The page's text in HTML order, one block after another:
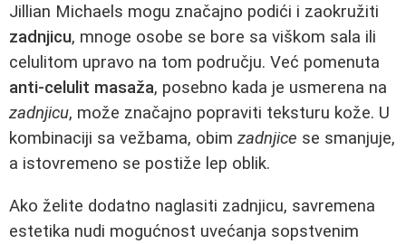
Jillian Michaels mogu značajno podići i zaokružiti
zadnjicu, mnoge osobe se bore sa viškom sala ili
celulitom upravo na tom području. Već pomenuta
anti-celulit masaža, posebno kada je usmerena na
zadnjicu, može značajno popraviti teksturu kože. U
kombinaciji sa vežbama, obim zadnjice se smanjuje,
a istovremeno se postiže lep oblik.
Ako želite dodatno naglasiti zadnjicu, savremena
estetika nudi mogućnost uvećanja sopstvenim